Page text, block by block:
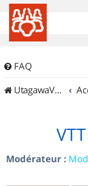
FAQ
UtagawaVTT (Randos VTT et VTTAE avec traces GPS)
Modérateur :